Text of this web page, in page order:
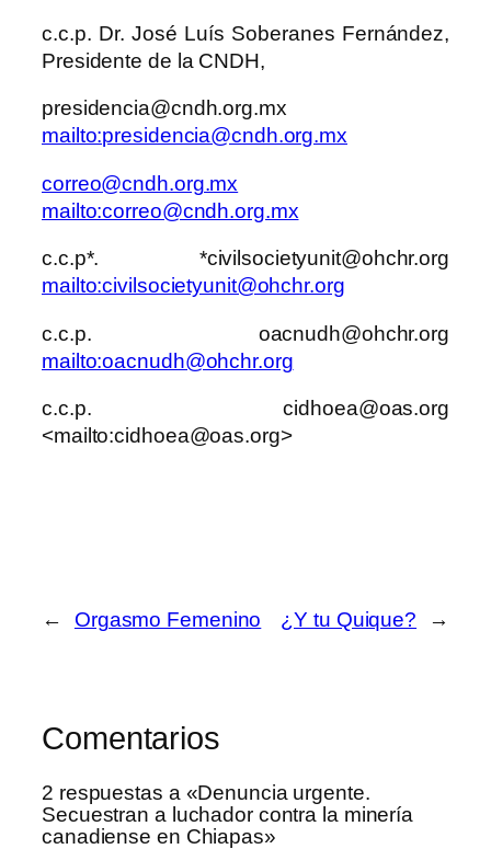
c.c.p. Dr. José Luís Soberanes Fernández,
Presidente de la CNDH,
presidencia@cndh.org.mx
mailto:presidencia@cndh.org.mx
correo@cndh.org.mx
mailto:correo@cndh.org.mx
c.c.p*. *civilsocietyunit@ohchr.org
mailto:civilsocietyunit@ohchr.org
c.c.p. oacnudh@ohchr.org
mailto:oacnudh@ohchr.org
c.c.p. cidhoea@oas.org
<mailto:cidhoea@oas.org>
← Orgasmo Femenino ¿Y tu Quique? →
Comentarios
2 respuestas a «Denuncia urgente.
Secuestran a luchador contra la minería
canadiense en Chiapas»